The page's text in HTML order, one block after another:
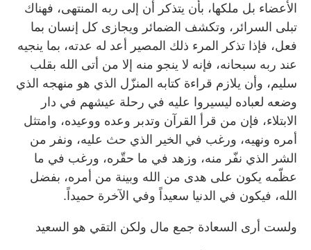
الأعضاء بل ملكها، بأن يتذكر أن إلى ربه المنتهى، فهناك
تبلى السرائر، وتكشف الضمائر ويجازى كل إنسان بما
فعل، فإذا تذكر المرء ذلك المصير أعد له عدته، بما ينجيه
عند ربه سبحانه، فإنه لا ينجو منه إلا من أتى الله بقلب
سليم، وأن يلازم قراءة كتابه المنزّل الذي هو منهجه الذي
وضعه لعباده ليسيروا عليه في رحلة عيشهم في دار
الابتلاء، فإن من قرأ القرآن وتدبر وعده ووعيده، وامتثل
أمره ونهيه، ورغب في الخير الذي حث عليه، ونفر من
الشر الذي نفّر منه، وزهد في ما حقّره، ورغب في ما
عظّمه يكون على هدى من الله وبينة من أمره، بفضل
الله، فيكون في الدنيا سعيداً وفي الآخرة حميداً.
ولست أرى السعادة جمع مال ولكن التقي هو السعيد